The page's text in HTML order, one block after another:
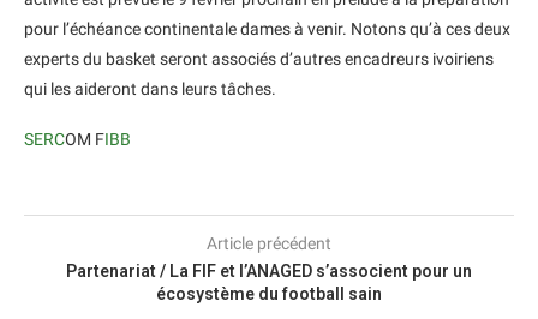
pour l’échéance continentale dames à venir. Notons qu’à ces deux
experts du basket seront associés d’autres encadreurs ivoiriens
qui les aideront dans leurs tâches.
SERCOM FIBB
Article précédent
Partenariat / La FIF et l’ANAGED s’associent pour un
écosystème du football sain